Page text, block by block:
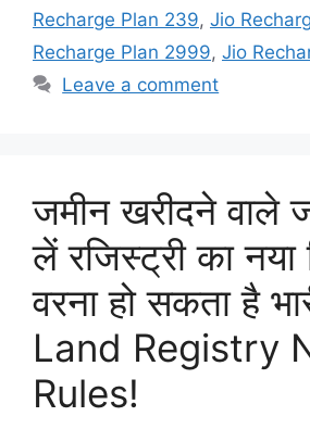
Recharge Plan 239, Jio
Recharge Plan 2999, Jio
Leave a comment
जमीन खरीदने वाले
लें रजिस्ट्री का नया
वरना हो सकता है
Land Registry
Rules!